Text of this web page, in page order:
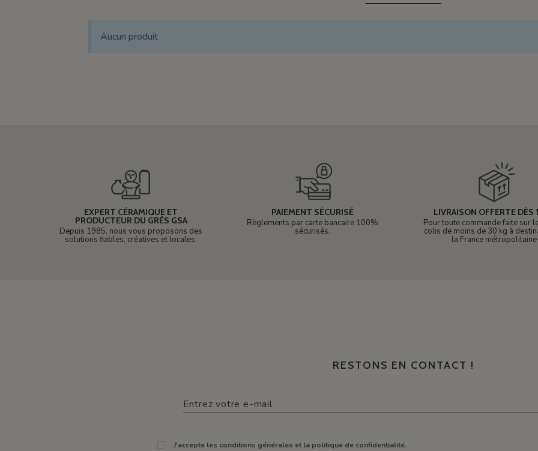
Aucun produit
EXPERT CÉRAMIQUE ET
PRODUCTEUR DU GRÈS GSA
Depuis 1985, nous vous proposons des
solutions fiables, créatives et locales.
PAIEMENT SÉCURISÉ
Règlements par carte bancaire 100%
sécurisés.
LIVRAISON OFFERTE DÈS
Pour toute commande faite sur
colis de moins de 30 kg à
la France métropolitaine
RESTONS EN CONTACT !
J'accepte les conditions générales et la politique de confidentialité.